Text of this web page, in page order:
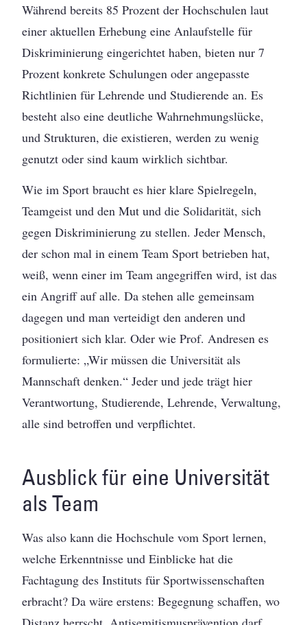
Während bereits 85 Prozent der Hochschulen laut
einer aktuellen Erhebung eine Anlaufstelle für
Diskriminierung eingerichtet haben, bieten nur 7
Prozent konkrete Schulungen oder angepasste
Richtlinien für Lehrende und Studierende an. Es
besteht also eine deutliche Wahrnehmungslücke,
und Strukturen, die existieren, werden zu wenig
genutzt oder sind kaum wirklich sichtbar.
Wie im Sport braucht es hier klare Spielregeln,
Teamgeist und den Mut und die Solidarität, sich
gegen Diskriminierung zu stellen. Jeder Mensch,
der schon mal in einem Team Sport betrieben hat,
weiß, wenn einer im Team angegriffen wird, ist das
ein Angriff auf alle. Da stehen alle gemeinsam
dagegen und man verteidigt den anderen und
positioniert sich klar. Oder wie Prof. Andresen es
formulierte: „Wir müssen die Universität als
Mannschaft denken.“ Jeder und jede trägt hier
Verantwortung, Studierende, Lehrende, Verwaltung,
alle sind betroffen und verpflichtet.
Ausblick für eine Universität
als Team
Was also kann die Hochschule vom Sport lernen,
welche Erkenntnisse und Einblicke hat die
Fachtagung des Instituts für Sportwissenschaften
erbracht? Da wäre erstens: Begegnung schaffen, wo